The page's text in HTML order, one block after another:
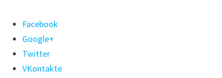
Поделиться
"Власти
Приангарья
ищут
Facebook
Google+
Twitter
VKontakte